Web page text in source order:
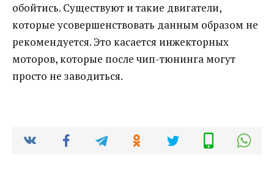
обойтись. Существуют и такие двигатели,
которые усовершенствовать данным образом не
рекомендуется. Это касается инжекторных
моторов, которые после чип-тюнинга могут
просто не заводиться.